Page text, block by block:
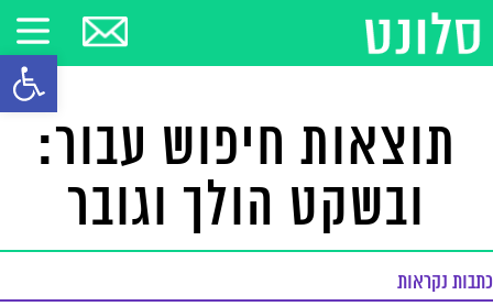
פתח
תוצאות חיפוש עבור:
ובשקט הולך וגובר
כתבות נקראות